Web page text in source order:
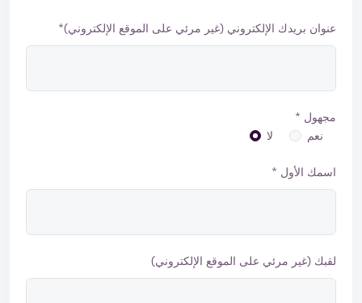
عنوان بريدك الإلكتروني (غير مرئي على الموقع الإلكتروني)*
مجهول *
نعم
لا
اسمك الأول *
لقبك (غير مرئي على الموقع الإلكتروني)